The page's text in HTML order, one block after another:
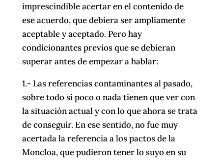
imprescindible acertar en el contenido de
ese acuerdo, que debiera ser ampliamente
aceptable y aceptado. Pero hay
condicionantes previos que se debieran
superar antes de empezar a hablar:
1.- Las referencias contaminantes al pasado,
sobre todo si poco o nada tienen que ver con
la situación actual y con lo que ahora se trata
de conseguir. En ese sentido, no fue muy
acertada la referencia a los pactos de la
Moncloa, que pudieron tener lo suyo en su